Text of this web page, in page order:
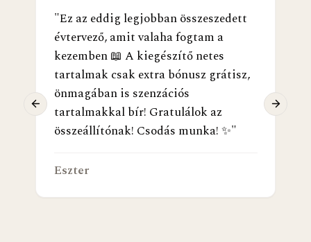
"Ez az eddig legjobban összeszedett
évtervező, amit valaha fogtam a
kezemben 📖 A kiegészítő netes
tartalmak csak extra bónusz grátisz,
önmagában is szenzációs
tartalmakkal bír! Gratulálok az
összeállítónak! Csodás munka! ✨"
Eszter
Previous slide Next